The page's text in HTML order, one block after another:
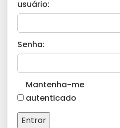
usuário:
Senha:
Mantenha-me
autenticado
Entrar